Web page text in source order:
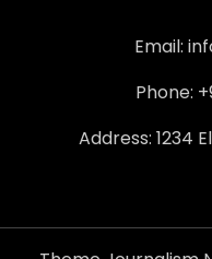
Email:
Phone:
Address: 1234